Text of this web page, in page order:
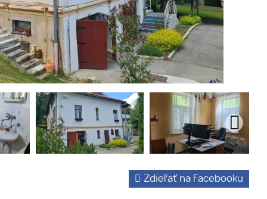
Zdieľať na Facebooku